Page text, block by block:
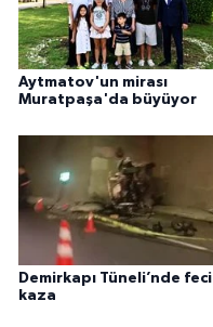
Aytmatov'un mirası
Muratpaşa'da büyüyor
Demirkapı Tüneli’nde feci
kaza